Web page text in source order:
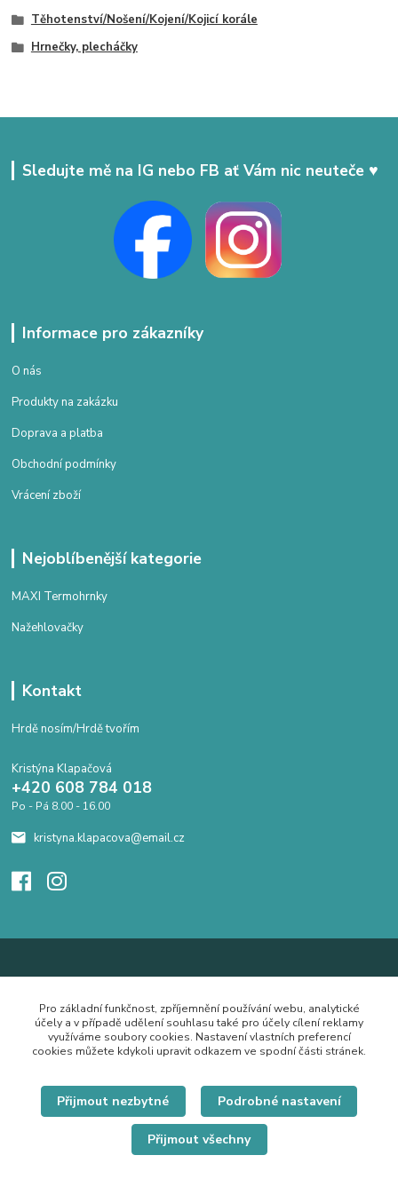
Těhotenství/Nošení/Kojení/Kojicí korále
Hrnečky, plecháčky
Sledujte mě na IG nebo FB ať Vám nic neuteče ♥
Informace pro zákazníky
O nás
Produkty na zakázku
Doprava a platba
Obchodní podmínky
Vrácení zboží
Nejoblíbenější kategorie
MAXI Termohrnky
Nažehlovačky
Kontakt
Hrdě nosím/Hrdě tvořím
Kristýna Klapačová
+420 608 784 018
Po - Pá 8.00 - 16.00
kristyna.klapacova@email.cz
Pro základní funkčnost, zpříjemnění používání webu, analytické
účely a v případě udělení souhlasu také pro účely cílení reklamy
využíváme soubory cookies. Nastavení vlastních preferencí
cookies můžete kdykoli upravit odkazem ve spodní části stránek.
Přijmout nezbytné Podrobné nastavení
Přijmout všechny